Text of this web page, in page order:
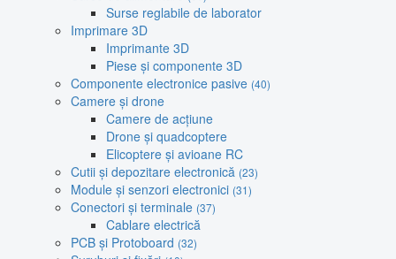
Surse reglabile de laborator
Imprimare 3D
Imprimante 3D
Piese și componente 3D
Componente electronice pasive (40)
Camere și drone
Camere de acțiune
Drone și quadcoptere
Elicoptere și avioane RC
Cutii și depozitare electronică (23)
Module și senzori electronici (31)
Conectori și terminale (37)
Cablare electrică
PCB și Protoboard (32)